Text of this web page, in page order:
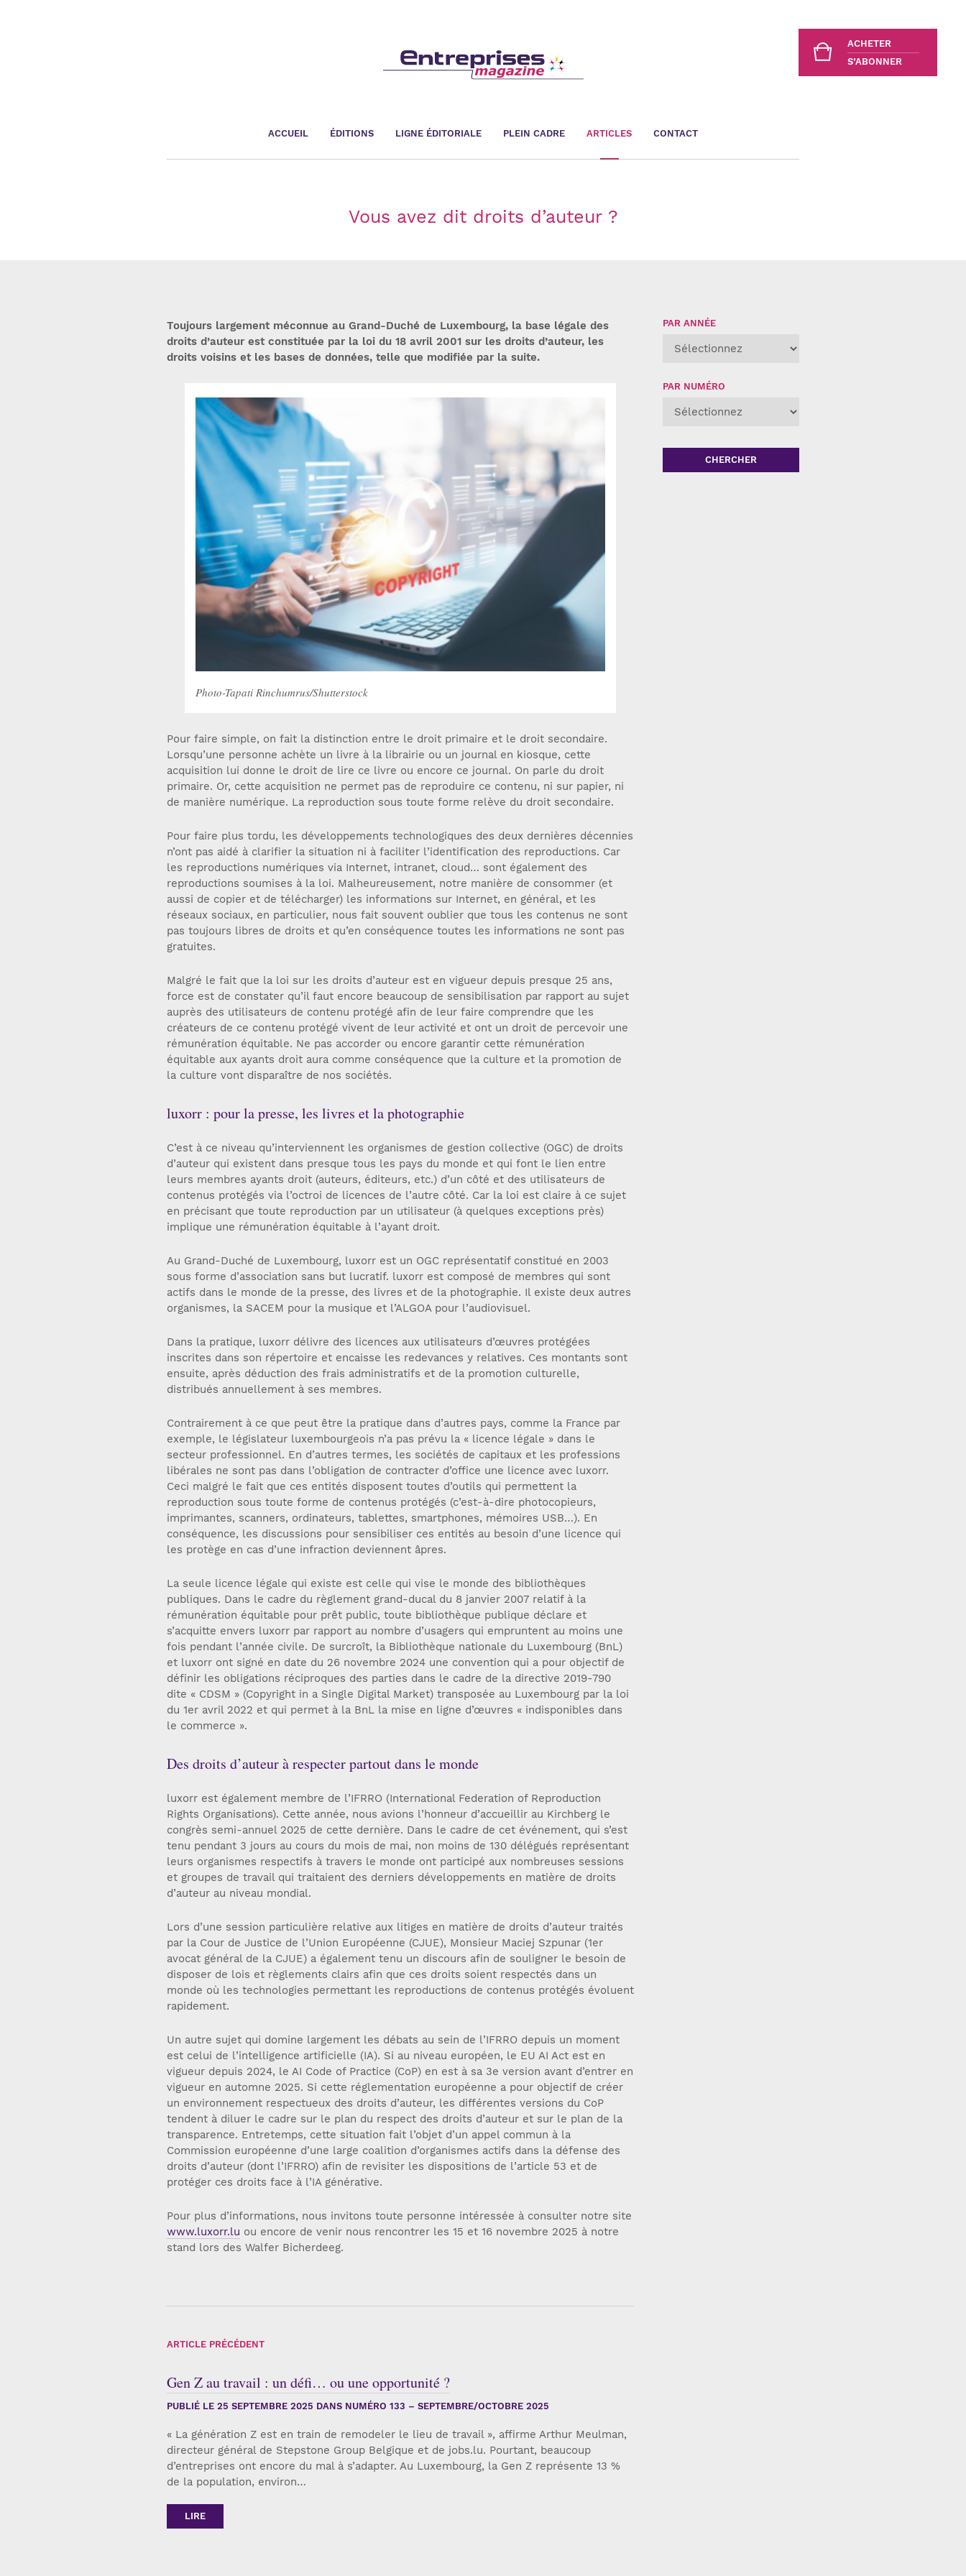
ACCUEIL ÉDITIONS LIGNE ÉDITORIALE PLEIN CADRE ARTICLES CONTACT
ACHETER
S’ABONNER
Vous avez dit droits d’auteur ?
Toujours largement méconnue au Grand-Duché de Luxembourg, la base légale des
droits d’auteur est constituée par la loi du 18 avril 2001 sur les droits d’auteur, les
droits voisins et les bases de données, telle que modifiée par la suite.
Photo-Tapati Rinchumrus/Shutterstock
Pour faire simple, on fait la distinction entre le droit primaire et le droit secondaire.
Lorsqu’une personne achète un livre à la librairie ou un journal en kiosque, cette
acquisition lui donne le droit de lire ce livre ou encore ce journal. On parle du droit
primaire. Or, cette acquisition ne permet pas de reproduire ce contenu, ni sur papier, ni
de manière numérique. La reproduction sous toute forme relève du droit secondaire.
Pour faire plus tordu, les développements technologiques des deux dernières décennies
n’ont pas aidé à clarifier la situation ni à faciliter l’identification des reproductions. Car
les reproductions numériques via Internet, intranet, cloud… sont également des
reproductions soumises à la loi. Malheureusement, notre manière de consommer (et
aussi de copier et de télécharger) les informations sur Internet, en général, et les
réseaux sociaux, en particulier, nous fait souvent oublier que tous les contenus ne sont
pas toujours libres de droits et qu’en conséquence toutes les informations ne sont pas
gratuites.
Malgré le fait que la loi sur les droits d’auteur est en vigueur depuis presque 25 ans,
force est de constater qu’il faut encore beaucoup de sensibilisation par rapport au sujet
auprès des utilisateurs de contenu protégé afin de leur faire comprendre que les
créateurs de ce contenu protégé vivent de leur activité et ont un droit de percevoir une
rémunération équitable. Ne pas accorder ou encore garantir cette rémunération
équitable aux ayants droit aura comme conséquence que la culture et la promotion de
la culture vont disparaître de nos sociétés.
luxorr : pour la presse, les livres et la photographie
C’est à ce niveau qu’interviennent les organismes de gestion collective (OGC) de droits
d’auteur qui existent dans presque tous les pays du monde et qui font le lien entre
leurs membres ayants droit (auteurs, éditeurs, etc.) d’un côté et des utilisateurs de
contenus protégés via l’octroi de licences de l’autre côté. Car la loi est claire à ce sujet
en précisant que toute reproduction par un utilisateur (à quelques exceptions près)
implique une rémunération équitable à l’ayant droit.
Au Grand-Duché de Luxembourg, luxorr est un OGC représentatif constitué en 2003
sous forme d’association sans but lucratif. luxorr est composé de membres qui sont
actifs dans le monde de la presse, des livres et de la photographie. Il existe deux autres
organismes, la SACEM pour la musique et l’ALGOA pour l’audiovisuel.
Dans la pratique, luxorr délivre des licences aux utilisateurs d’œuvres protégées
inscrites dans son répertoire et encaisse les redevances y relatives. Ces montants sont
ensuite, après déduction des frais administratifs et de la promotion culturelle,
distribués annuellement à ses membres.
Contrairement à ce que peut être la pratique dans d’autres pays, comme la France par
exemple, le législateur luxembourgeois n’a pas prévu la « licence légale » dans le
secteur professionnel. En d’autres termes, les sociétés de capitaux et les professions
libérales ne sont pas dans l’obligation de contracter d’office une licence avec luxorr.
Ceci malgré le fait que ces entités disposent toutes d’outils qui permettent la
reproduction sous toute forme de contenus protégés (c’est-à-dire photocopieurs,
imprimantes, scanners, ordinateurs, tablettes, smartphones, mémoires USB…). En
conséquence, les discussions pour sensibiliser ces entités au besoin d’une licence qui
les protège en cas d’une infraction deviennent âpres.
La seule licence légale qui existe est celle qui vise le monde des bibliothèques
publiques. Dans le cadre du règlement grand-ducal du 8 janvier 2007 relatif à la
rémunération équitable pour prêt public, toute bibliothèque publique déclare et
s’acquitte envers luxorr par rapport au nombre d’usagers qui empruntent au moins une
fois pendant l’année civile. De surcroît, la Bibliothèque nationale du Luxembourg (BnL)
et luxorr ont signé en date du 26 novembre 2024 une convention qui a pour objectif de
définir les obligations réciproques des parties dans le cadre de la directive 2019-790
dite « CDSM » (Copyright in a Single Digital Market) transposée au Luxembourg par la loi
du 1er avril 2022 et qui permet à la BnL la mise en ligne d’œuvres « indisponibles dans
le commerce ».
Des droits d’auteur à respecter partout dans le monde
luxorr est également membre de l’IFRRO (International Federation of Reproduction
Rights Organisations). Cette année, nous avions l’honneur d’accueillir au Kirchberg le
congrès semi-annuel 2025 de cette dernière. Dans le cadre de cet événement, qui s’est
tenu pendant 3 jours au cours du mois de mai, non moins de 130 délégués représentant
leurs organismes respectifs à travers le monde ont participé aux nombreuses sessions
et groupes de travail qui traitaient des derniers développements en matière de droits
d’auteur au niveau mondial.
Lors d’une session particulière relative aux litiges en matière de droits d’auteur traités
par la Cour de Justice de l’Union Européenne (CJUE), Monsieur Maciej Szpunar (1er
avocat général de la CJUE) a également tenu un discours afin de souligner le besoin de
disposer de lois et règlements clairs afin que ces droits soient respectés dans un
monde où les technologies permettant les reproductions de contenus protégés évoluent
rapidement.
Un autre sujet qui domine largement les débats au sein de l’IFRRO depuis un moment
est celui de l’intelligence artificielle (IA). Si au niveau européen, le EU AI Act est en
vigueur depuis 2024, le AI Code of Practice (CoP) en est à sa 3e version avant d’entrer en
vigueur en automne 2025. Si cette réglementation européenne a pour objectif de créer
un environnement respectueux des droits d’auteur, les différentes versions du CoP
tendent à diluer le cadre sur le plan du respect des droits d’auteur et sur le plan de la
transparence. Entretemps, cette situation fait l’objet d’un appel commun à la
Commission européenne d’une large coalition d’organismes actifs dans la défense des
droits d’auteur (dont l’IFRRO) afin de revisiter les dispositions de l’article 53 et de
protéger ces droits face à l’IA générative.
Pour plus d’informations, nous invitons toute personne intéressée à consulter notre site
www.luxorr.lu ou encore de venir nous rencontrer les 15 et 16 novembre 2025 à notre
stand lors des Walfer Bicherdeeg.
PAR ANNÉE
PAR NUMÉRO
CHERCHER
ARTICLE PRÉCÉDENT
Gen Z au travail : un défi… ou une opportunité ?
PUBLIÉ LE 25 SEPTEMBRE 2025 DANS NUMÉRO 133 – SEPTEMBRE/OCTOBRE 2025
« La génération Z est en train de remodeler le lieu de travail », affirme Arthur Meulman,
directeur général de Stepstone Group Belgique et de jobs.lu. Pourtant, beaucoup
d’entreprises ont encore du mal à s’adapter. Au Luxembourg, la Gen Z représente 13 %
de la population, environ…
LIRE